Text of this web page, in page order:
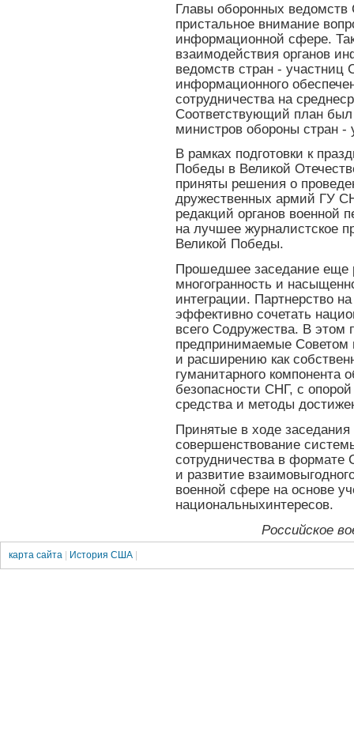
Главы оборонных
пристальное внимание
информационной сфере.
взаимодействия органов
ведомств стран - участниц
информационного
сотрудничества на
Соответствующий план
министров обороны стран -
В рамках подготовки к
Победы в Великой
приняты решения о
дружественных армий ГУ
редакций органов военной
на лучшее журналистское
Великой Победы.
Прошедшее заседание еще
многогранность и
интеграции. Партнерство
эффективно сочетать
всего Содружества. В этом
предпринимаемые Советом
и расширению как
гуманитарного компонента
безопасности СНГ, с
средства и методы
Принятые в ходе
совершенствование
сотрудничества в формате
и развитие
военной сфере на основе
национальныхинтересов.
Российское
карта сайта | История США |